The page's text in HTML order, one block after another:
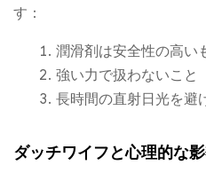
す：
潤滑剤は安全性の高い
強い力で扱わないこと
長時間の直射日光を避
ダッチワイフと心理的な